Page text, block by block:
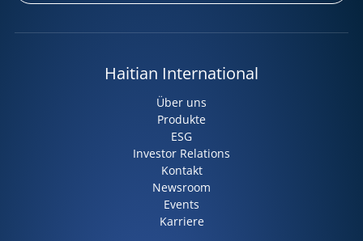
Haitian International
Über uns
Produkte
ESG
Investor Relations
Kontakt
Newsroom
Events
Karriere